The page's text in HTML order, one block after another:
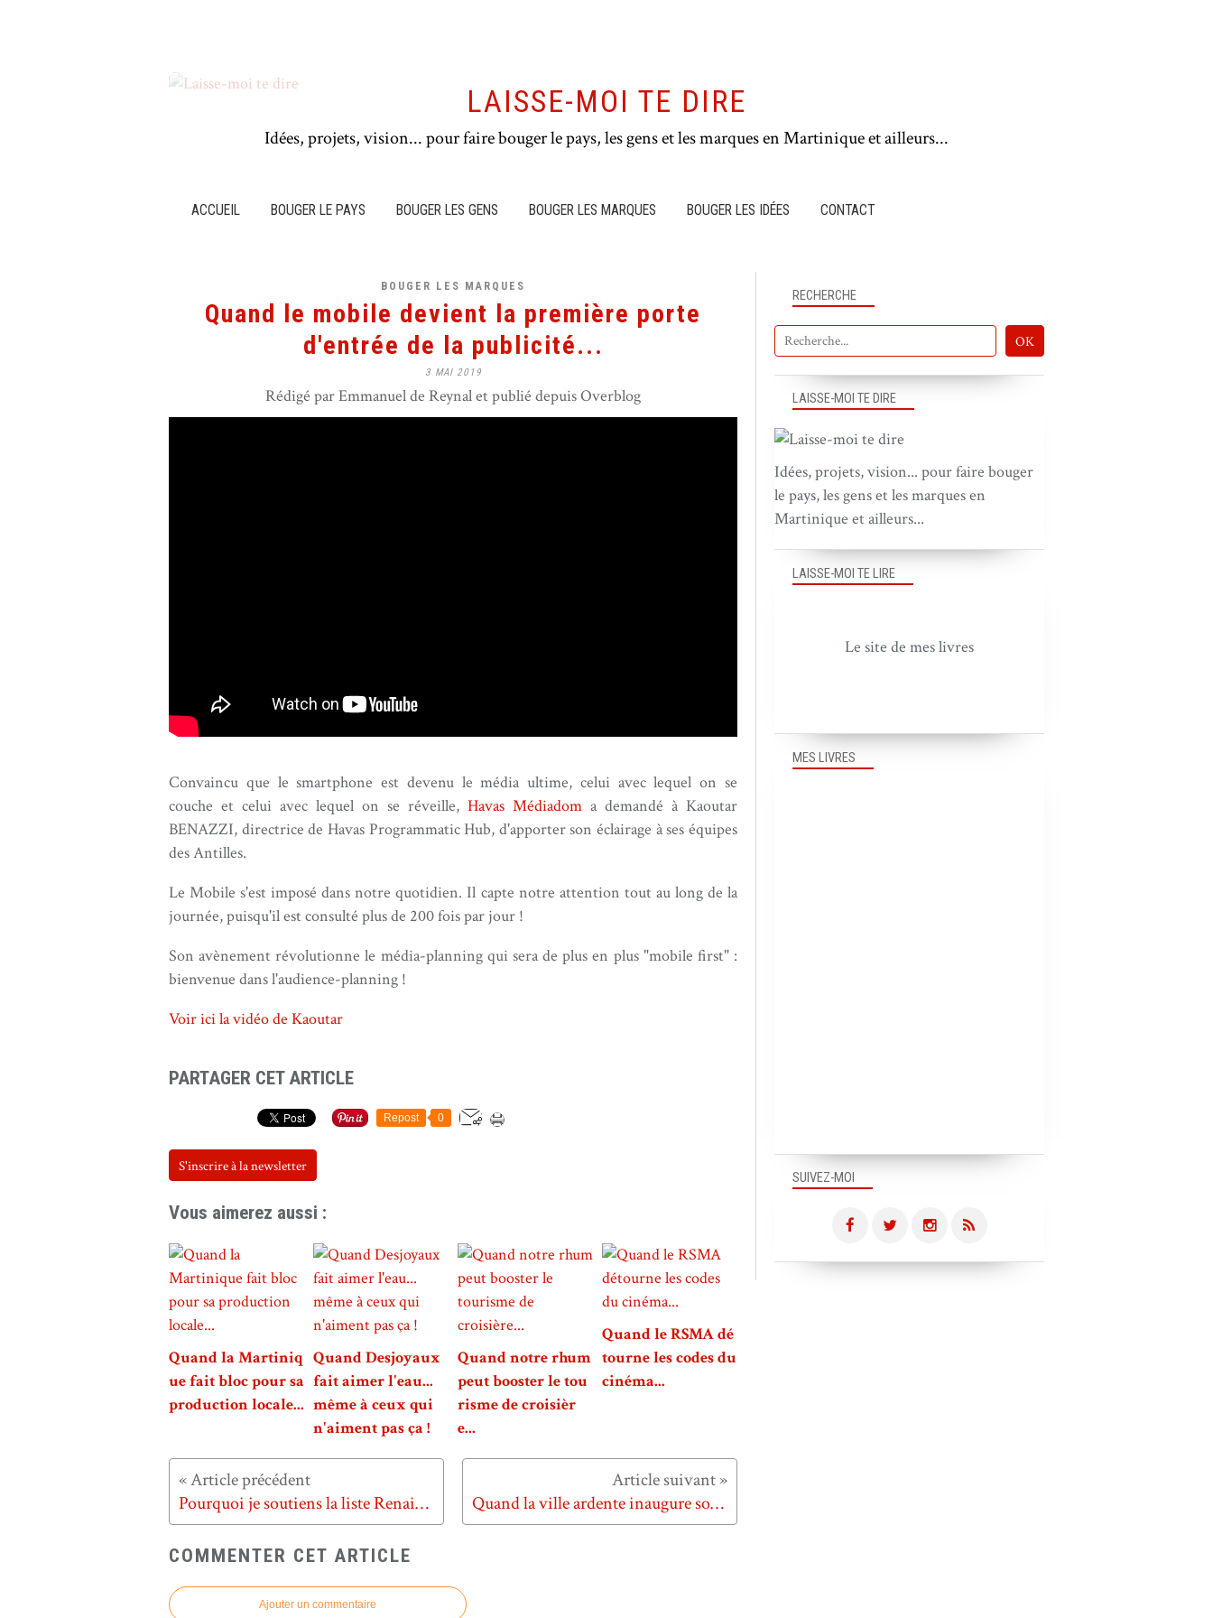
LAISSE-MOI TE DIRE
Idées, projets, vision... pour faire bouger le pays, les gens et les marques en Martinique et ailleurs...
ACCUEIL BOUGER LE PAYS BOUGER LES GENS BOUGER LES MARQUES BOUGER LES IDÉES CONTACT
BOUGER LES MARQUES
Quand le mobile devient la première porte
d'entrée de la publicité...
3 MAI 2019
Rédigé par Emmanuel de Reynal et publié depuis Overblog
Convaincu que le smartphone est devenu le média ultime, celui avec lequel on se
couche et celui avec lequel on se réveille, Havas Médiadom a demandé à Kaoutar
BENAZZI, directrice de Havas Programmatic Hub, d'apporter son éclairage à ses équipes
des Antilles.
Le Mobile s'est imposé dans notre quotidien. Il capte notre attention tout au long de la
journée, puisqu'il est consulté plus de 200 fois par jour !
Son avènement révolutionne le média-planning qui sera de plus en plus "mobile first" :
bienvenue dans l'audience-planning !
Voir ici la vidéo de Kaoutar
PARTAGER CET ARTICLE
Repost 0
S'inscrire à la newsletter
Vous aimerez aussi :
Quand la Martiniq
ue fait bloc pour sa
production locale...
Quand Desjoyaux
fait aimer l'eau...
même à ceux qui
n'aiment pas ça !
Quand notre rhum
peut booster le tou
risme de croisièr
e...
Quand le RSMA dé
tourne les codes du
cinéma...
Pourquoi je soutiens la liste Renaissance Européenne Quand la ville ardente inaugure son grand musée...
COMMENTER CET ARTICLE
Ajouter un commentaire
SUIVEZ-MOI
RECHERCHE
LAISSE-MOI TE DIRE
Idées, projets, vision... pour faire bouger
le pays, les gens et les marques en
Martinique et ailleurs...
MES LIVRES
LAISSE-MOI TE LIRE
Le site de mes livres